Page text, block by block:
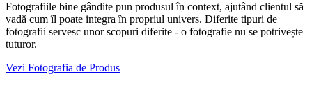
Fotografiile bine gândite pun produsul în context, ajutând clientul să
vadă cum îl poate integra în propriul univers. Diferite tipuri de
fotografii servesc unor scopuri diferite - o fotografie nu se potrivește
tuturor.
Vezi Fotografia de Produs